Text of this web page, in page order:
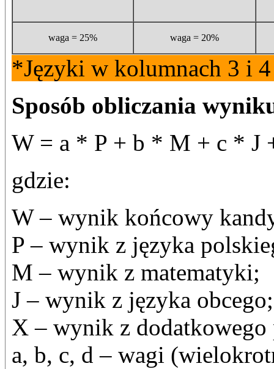
waga = 25% waga = 20%
*Języki w kolumnach 3 i
Sposób obliczania
W = a * P + b * M + c * J
gdzie:
W – wynik końcowy
P – wynik z języka
M – wynik z matematyki;
J – wynik z języka obcego;
X – wynik z dodatkowego
a, b, c, d – wagi